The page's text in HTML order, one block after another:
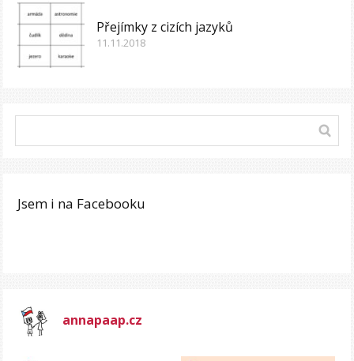
Přejímky z cizích jazyků
11.11.2018
Jsem i na Facebooku
annapaap.cz